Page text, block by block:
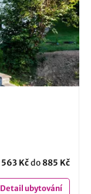
563 Kčdo 885 Kč
Detailubytování